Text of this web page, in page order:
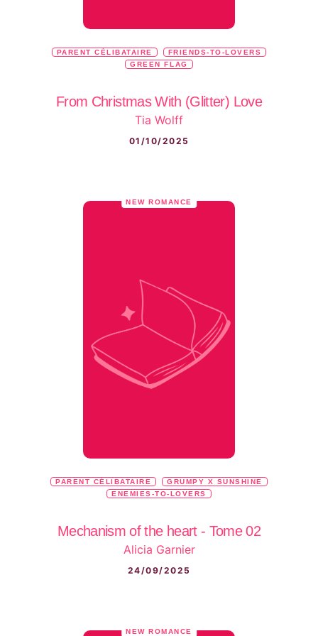
PARENT CÉLIBATAIRE
FRIENDS-TO-LOVERS
GREEN FLAG
From Christmas With (Glitter) Love
Tia Wolff
01/10/2025
NEW ROMANCE
PARENT CÉLIBATAIRE
GRUMPY X SUNSHINE
ENEMIES-TO-LOVERS
Mechanism of the heart - Tome 02
Alicia Garnier
24/09/2025
NEW ROMANCE